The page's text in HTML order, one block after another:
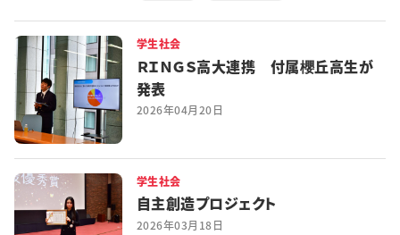
学生社会
ＲＩＮＧＳ高大連携 付属櫻丘高生が
発表
2026年04月20日
学生社会
自主創造プロジェクト
2026年03月18日